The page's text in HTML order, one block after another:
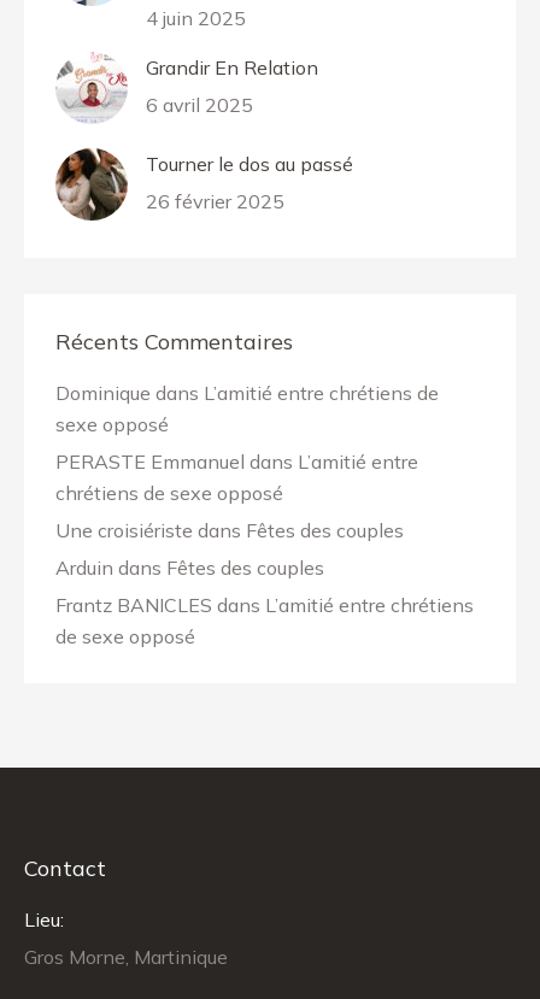
4 juin 2025
Grandir En Relation
6 avril 2025
Tourner le dos au passé
26 février 2025
Récents Commentaires
Dominique dans L’amitié entre chrétiens de
sexe opposé
PERASTE Emmanuel dans L’amitié entre
chrétiens de sexe opposé
Une croisiériste dans Fêtes des couples
Arduin dans Fêtes des couples
Frantz BANICLES dans L’amitié entre chrétiens
de sexe opposé
Contact
Lieu:
Gros Morne, Martinique